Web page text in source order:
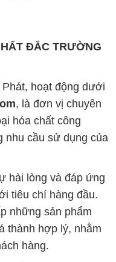
ĐẮC TRƯỜNG
hoạt động dưới
, là đơn vị chuyên
hóa chất công
nhu cầu sử dụng của
hài lòng và đáp ứng
tiêu chí hàng đầu.
những sản phẩm
thành hợp lý, nhằm
hàng.